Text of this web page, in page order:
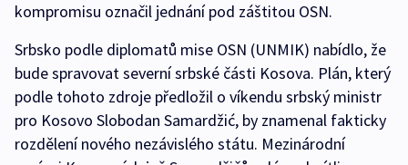
kompromisu označil jednání pod záštitou OSN.
Srbsko podle diplomatů mise OSN (UNMIK) nabídlo, že
bude spravovat severní srbské části Kosova. Plán, který
podle tohoto zdroje předložil o víkendu srbský ministr
pro Kosovo Slobodan Samardžić, by znamenal fakticky
rozdělení nového nezávislého státu. Mezinárodní